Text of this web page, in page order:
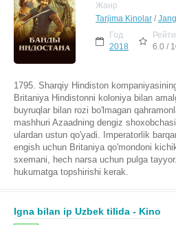
Жанр
Tarjima Kinolar /
Год
2018
6.0 /
1795. Sharqiy Hindiston
Britaniya Hindistonni koloniya bilan
buyruqlar bilan rozi bo'lmagan
mashhuri Azaadning dengiz
ulardan ustun qo'yadi. Imperatorlik
engish uchun Britaniya qo'mondoni
sxemani, hech narsa uchun pulga
hukumatga topshirishi kerak.
Igna bilan ip Uzbek tilida - Kino